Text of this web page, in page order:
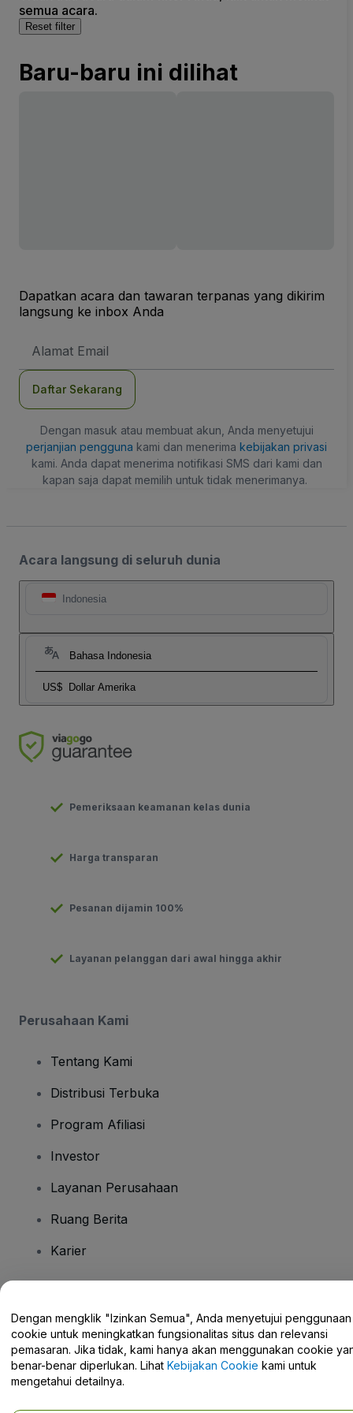
semua acara.
Reset filter
Baru-baru ini dilihat
Dapatkan acara dan tawaran terpanas yang dikirim
langsung ke inbox Anda
Email
Daftar Sekarang
Dengan masuk atau membuat akun, Anda menyetujui
perjanjian pengguna kami dan menerima kebijakan privasi
kami. Anda dapat menerima notifikasi SMS dari kami dan
kapan saja dapat memilih untuk tidak menerimanya.
Acara langsung di seluruh dunia
Indonesia
Bahasa Indonesia
US$ Dollar Amerika
Pemeriksaan keamanan kelas dunia
Harga transparan
Pesanan dijamin 100%
Layanan pelanggan dari awal hingga akhir
Perusahaan Kami
Tentang Kami
Distribusi Terbuka
Program Afiliasi
Investor
Layanan Perusahaan
Ruang Berita
Karier
Pusat Bantuan / Hubungi Kami
Dengan mengklik "Izinkan Semua", Anda menyetujui penggunaan
cookie untuk meningkatkan fungsionalitas situs dan relevansi
pemasaran. Jika tidak, kami hanya akan menggunakan cookie
benar-benar diperlukan. Lihat Kebijakan Cookie kami untuk
mengetahui detailnya.